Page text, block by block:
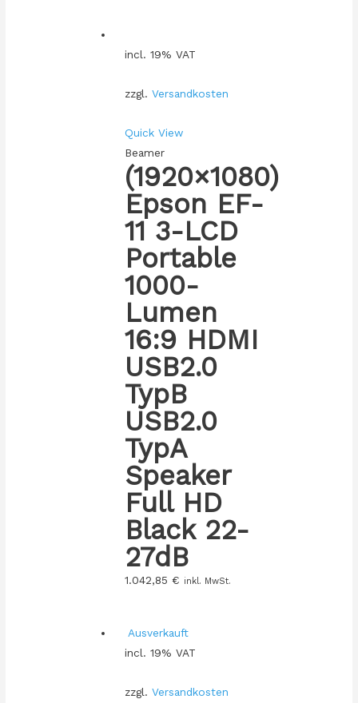
incl. 19% VAT
zzgl. Versandkosten
Quick View
Beamer
(1920×1080)
Epson EF-
11 3-LCD
Portable
1000-
Lumen
16:9 HDMI
USB2.0
TypB
USB2.0
TypA
Speaker
Full HD
Black 22-
27dB
1.042,85 € inkl. MwSt.
Ausverkauft
incl. 19% VAT
zzgl. Versandkosten